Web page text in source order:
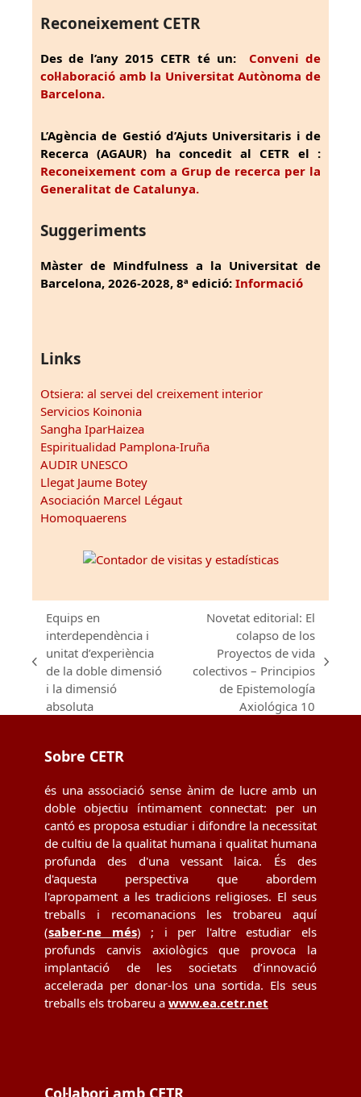
Reconeixement CETR
Des de l’any 2015 CETR té un: Conveni de
col·laboració amb la Universitat Autònoma de
Barcelona.
L’Agència de Gestió d’Ajuts Universitaris i de
Recerca (AGAUR) ha concedit al CETR el :
Reconeixement com a Grup de recerca per la
Generalitat de Catalunya.
Suggeriments
Màster de Mindfulness a la Universitat de
Barcelona, 2026-2028, 8ª edició: Informació
Links
Otsiera: al servei del creixement interior
Servicios Koinonia
Sangha IparHaizea
Espiritualidad Pamplona-Iruña
AUDIR UNESCO
Llegat Jaume Botey
Asociación Marcel Légaut
Homoquaerens
previous
post:
Equips en
interdependència i
unitat d’experiència
de la doble dimensió
i la dimensió
absoluta
next
Novetat editorial: El
colapso de los
Proyectos de vida
colectivos – Principios
de Epistemología
Axiológica 10
Sobre CETR
és una associació sense ànim de lucre amb un
doble objectiu íntimament connectat: per un
cantó es proposa estudiar i difondre la necessitat
de cultiu de la qualitat humana i qualitat humana
profunda des d'una vessant laica. És des
d'aquesta perspectiva que abordem
l'apropament a les tradicions religioses. El seus
treballs i recomanacions les trobareu aquí
(saber-ne més) ; i per l'altre estudiar els
profunds canvis axiològics que provoca la
implantació de les societats d’innovació
accelerada per donar-los una sortida. Els seus
treballs els trobareu a www.ea.cetr.net
Col·labori amb CETR